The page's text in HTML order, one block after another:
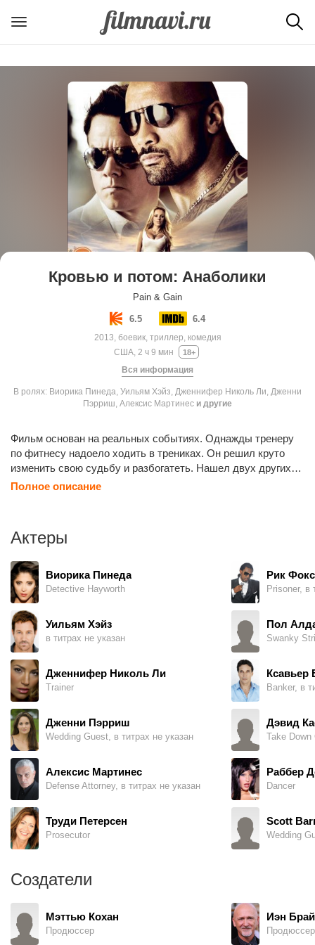
Кровью и потом: Анаболики
Pain & Gain
6.5 6.4
2013, боевик, триллер, комедия
США, 2 ч 9 мин
18+
Вся информация
В ролях: Виорика Пинеда, Уильям Хэйз, Дженнифер Николь Ли, Дженни
Пэрриш, Алексис Мартинес и другие
Фильм основан на реальных событиях. Однажды тренеру
по фитнесу надоело ходить в трениках. Он решил круто
изменить свою судьбу и разбогатеть. Нашел двух других
незадачливых качков и предложил им план похищения
Полное описание
Актеры
Виорика Пинеда
Detective Hayworth
Уильям Хэйз
в титрах не указан
Дженнифер Николь Ли
Trainer
Дженни Пэрриш
Wedding Guest, в титрах не указан
Алексис Мартинес
Defense Attorney, в титрах не указан
Труди Петерсен
Prosecutor
Рик Фокс
Prisoner, в
Пол
Ксавьер
Banker, в
Дэвид
Take Down
Раббер
Dancer
Scott
Wedding
Создатели
Мэттью Кохан
Продюссер
Иэн
Продюссер